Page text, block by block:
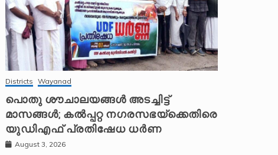
Districts Wayanad
പൊതു ശൗചാലയങ്ങൾ അടച്ചിട്ട്
മാസങ്ങൾ; കൽപ്പറ്റ നഗരസഭയ്‌ക്കെതിരെ
യുഡിഎഫ് പ്രതിഷേധ ധർണ
August 3, 2026